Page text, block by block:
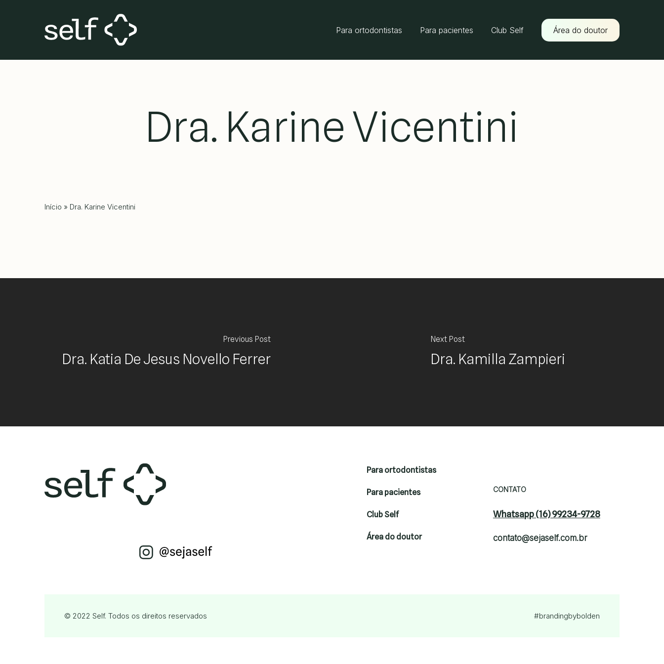
Para ortodontistas Para pacientes Club Self Área do doutor
Dra. Karine Vicentini
Início » Dra. Karine Vicentini
Previous Post
Dra. Katia De Jesus Novello Ferrer
Next Post
Dra. Kamilla Zampieri
Para ortodontistas
Para pacientes
Club Self
Área do doutor
CONTATO
Whatsapp (16) 99234-9728
contato@sejaself.com.br
© 2022 Self. Todos os direitos reservados #brandingbybolden